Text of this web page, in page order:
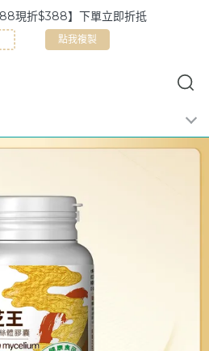
現折$388】下單立即折抵
點我複製